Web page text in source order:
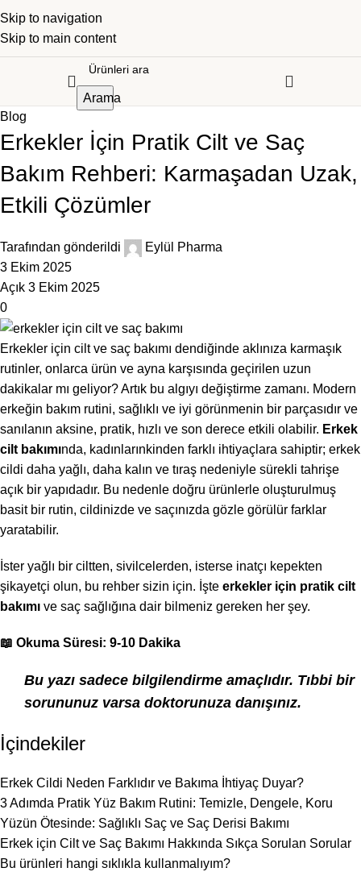
Skip to navigation
Skip to main content
Arama
Blog
Erkekler İçin Pratik Cilt ve Saç
Bakım Rehberi: Karmaşadan Uzak,
Etkili Çözümler
Tarafından gönderildi
Eylül Pharma
3 Ekim 2025
Açık 3 Ekim 2025
0
Erkekler için cilt ve saç bakımı dendiğinde aklınıza karmaşık
rutinler, onlarca ürün ve ayna karşısında geçirilen uzun
dakikalar mı geliyor? Artık bu algıyı değiştirme zamanı. Modern
erkeğin bakım rutini, sağlıklı ve iyi görünmenin bir parçasıdır ve
sanılanın aksine, pratik, hızlı ve son derece etkili olabilir. Erkek
cilt bakımında, kadınlarınkinden farklı ihtiyaçlara sahiptir; erkek
cildi daha yağlı, daha kalın ve tıraş nedeniyle sürekli tahrişe
açık bir yapıdadır. Bu nedenle doğru ürünlerle oluşturulmuş
basit bir rutin, cildinizde ve saçınızda gözle görülür farklar
yaratabilir.
İster yağlı bir ciltten, sivilcelerden, isterse inatçı kepekten
şikayetçi olun, bu rehber sizin için. İşte erkekler için pratik cilt
bakımı ve saç sağlığına dair bilmeniz gereken her şey.
📖 Okuma Süresi: 9-10 Dakika
Bu yazı sadece bilgilendirme amaçlıdır. Tıbbi bir
sorununuz varsa doktorunuza danışınız.
İçindekiler
Erkek Cildi Neden Farklıdır ve Bakıma İhtiyaç Duyar?
3 Adımda Pratik Yüz Bakım Rutini: Temizle, Dengele, Koru
Yüzün Ötesinde: Sağlıklı Saç ve Saç Derisi Bakımı
Erkek için Cilt ve Saç Bakımı Hakkında Sıkça Sorulan Sorular
Bu ürünleri hangi sıklıkla kullanmalıyım?